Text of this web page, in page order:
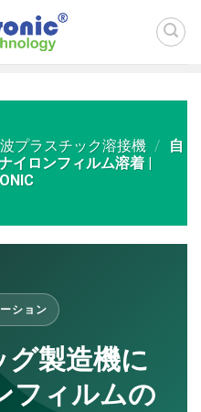
プラスチック溶接機 /
自
イロンフィルム溶着 |
ション
グ製造機に
フィルムの